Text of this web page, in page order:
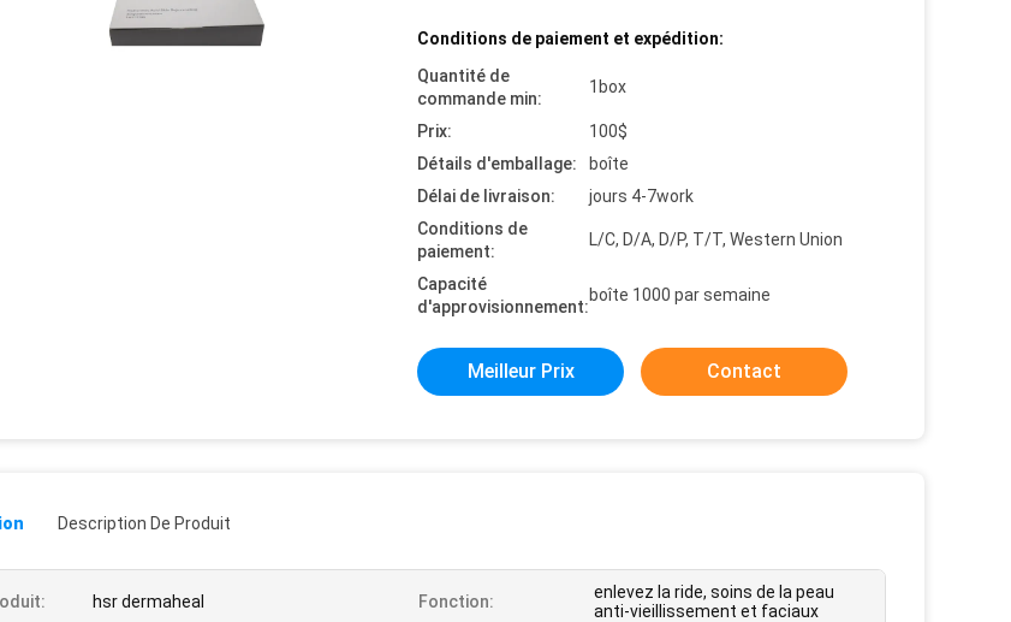
Conditions de paiement et expédition:
Quantité de
commande min:
1box
Prix:
100$
Détails d'emballage:
boîte
Délai de livraison:
jours 4-7work
Conditions de
paiement:
L/C, D/A, D/P, T/T, Western Union
Capacité
d'approvisionnement:
boîte 1000 par semaine
Meilleur Prix Contact
Description De Produit
hsr dermaheal Fonction:
enlevez la ride, soins de la peau
anti-vieillissement et faciaux